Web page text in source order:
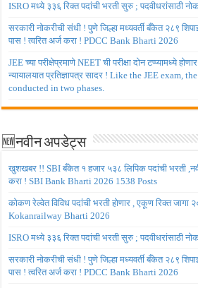
ISRO मध्ये ३३६ रिक्त पदांची भरती सुरु ; पदवीधरांसाठी
सरकारी नोकरीची संधी ! पुणे जिल्हा मध्यवर्ती बँकेत २८९
पास ! त्वरित अर्ज करा ! PDCC Bank Bharti 2026
JEE च्या परीक्षेप्रमाणे NEET ची परीक्षा दोन टप्प्यामध्ये
न्यायालयात प्रतिज्ञापत्र सादर ! Like the JEE exam,
conducted in two phases.
🆕नवीन अपडेट्स
खुशखबर !! SBI बँकेत १ हजार ५३८ लिपिक पदांची भरती
करा ! SBI Bank Bharti 2026 1538 Posts
कोकण रेल्वेत विविध पदांची भरती होणार , एकूण रिक्त
Kokanrailway Bharti 2026
ISRO मध्ये ३३६ रिक्त पदांची भरती सुरु ; पदवीधरांसाठी
सरकारी नोकरीची संधी ! पुणे जिल्हा मध्यवर्ती बँकेत २८९
पास ! त्वरित अर्ज करा ! PDCC Bank Bharti 2026